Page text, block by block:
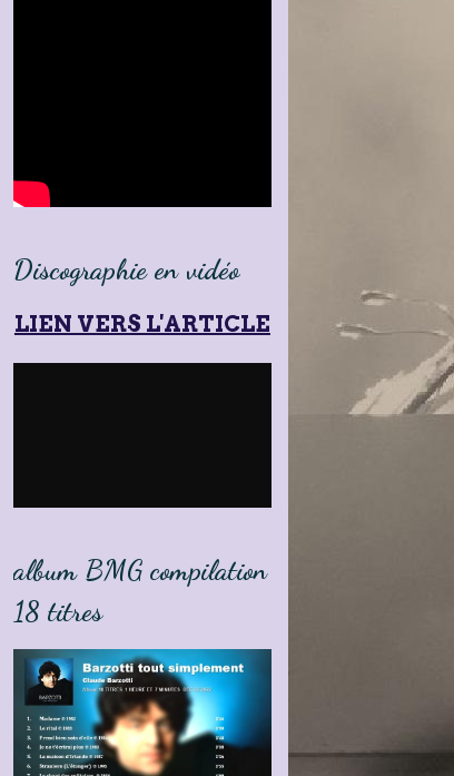
Discographie en vidéo
LIEN VERS L'ARTICLE
album BMG compilation
18 titres